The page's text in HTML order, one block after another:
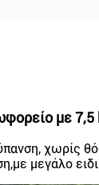
με 7,5
χωρίς
μεγάλο